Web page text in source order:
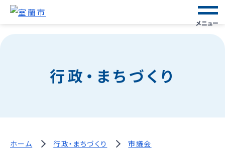
メニュー
行政・まちづくり
ホーム 行政・まちづくり
市議会